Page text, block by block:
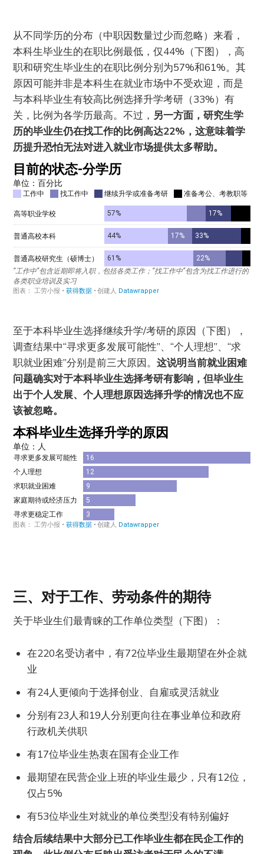
从不同学历的分布（中职因数量过少而忽略）来看，
本科生毕业生的在职比例最低，仅44%（下图），高
职和研究生毕业生的在职比例分别为57%和61%。其
原因可能并非是本科生在就业市场中不受欢迎，而是
与本科毕业生有较高比例选择升学考研（33%）有
关，比例为各学历最高。不过， 另一方面，研究生学
历的毕业生仍在找工作的比例高达22%，这意味着学
历提升恐怕无法对进入就业市场提供太多帮助。
至于本科毕业生选择继续升学/考研的原因（下图），
调查结果中“寻求更多发展可能性”、“个人理想”、“求
职就业困难”分别是前三大原因。这说明当前就业困难
问题确实对于本科毕业生选择考研有影响，但毕业生
出于个人发展、个人理想原因选择升学的情况也不应
该被忽略。
三、对于工作、劳动条件的期待
关于毕业生们最青睐的工作单位类型（下图）：
在220名受访者中，有72位毕业生最期望在外企就
业
有24人更倾向于选择创业、自雇或灵活就业
分别有23人和19人分别更向往在事业单位和政府
行政机关供职
有17位毕业生热衷在国有企业工作
最期望在民营企业上班的毕业生最少，只有12位，
仅占5%
有53位毕业生对就业的单位类型没有特别偏好
结合后续结果中大部分已工作毕业生都在民企工作的